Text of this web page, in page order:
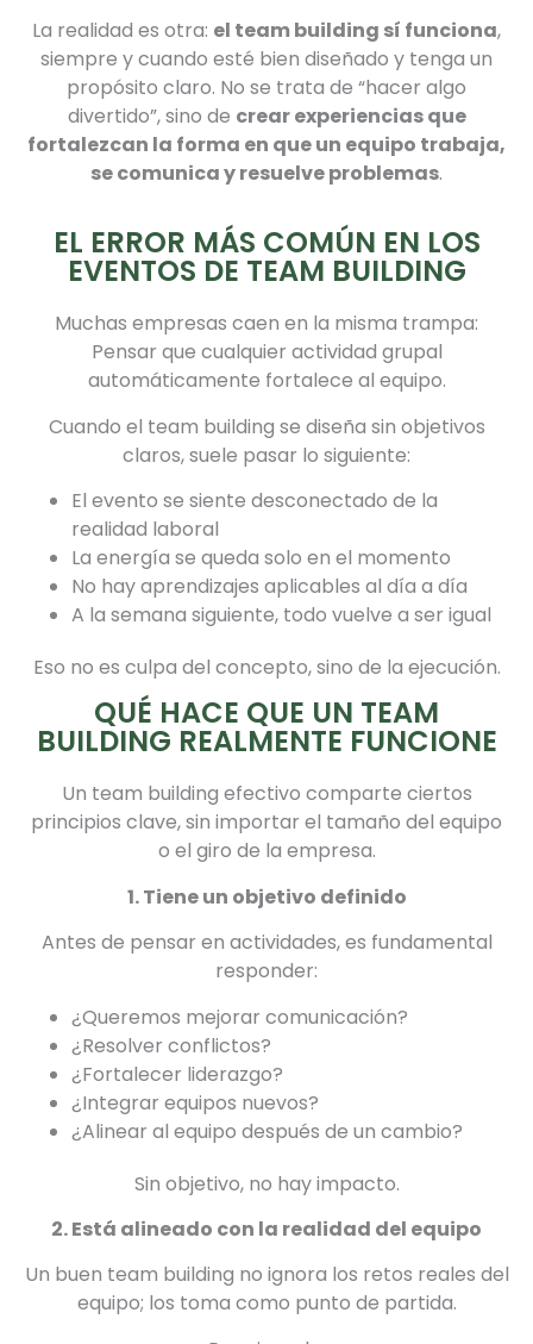
La realidad es otra: el team building sí funciona,
siempre y cuando esté bien diseñado y tenga un
propósito claro. No se trata de “hacer algo
divertido”, sino de crear experiencias que
fortalezcan la forma en que un equipo trabaja,
se comunica y resuelve problemas.
EL ERROR MÁS COMÚN EN LOS
EVENTOS DE TEAM BUILDING
Muchas empresas caen en la misma trampa:
Pensar que cualquier actividad grupal
automáticamente fortalece al equipo.
Cuando el team building se diseña sin objetivos
claros, suele pasar lo siguiente:
El evento se siente desconectado de la
realidad laboral
La energía se queda solo en el momento
No hay aprendizajes aplicables al día a día
A la semana siguiente, todo vuelve a ser igual
Eso no es culpa del concepto, sino de la ejecución.
QUÉ HACE QUE UN TEAM
BUILDING REALMENTE FUNCIONE
Un team building efectivo comparte ciertos
principios clave, sin importar el tamaño del equipo
o el giro de la empresa.
1. Tiene un objetivo definido
Antes de pensar en actividades, es fundamental
responder:
¿Queremos mejorar comunicación?
¿Resolver conflictos?
¿Fortalecer liderazgo?
¿Integrar equipos nuevos?
¿Alinear al equipo después de un cambio?
Sin objetivo, no hay impacto.
2. Está alineado con la realidad del equipo
Un buen team building no ignora los retos reales del
equipo; los toma como punto de partida.